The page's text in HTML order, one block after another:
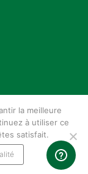
nous
réservés
la meilleure
à utiliser ce
satisfait.